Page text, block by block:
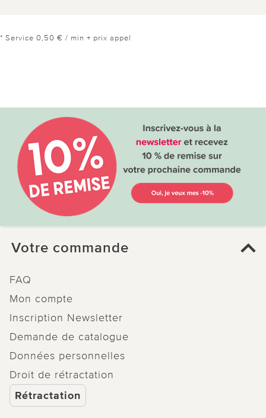
* Service 0,50 € / min + prix appel
Votre commande
FAQ
Mon compte
Inscription Newsletter
Demande de catalogue
Données personnelles
Droit de rétractation
Rétractation